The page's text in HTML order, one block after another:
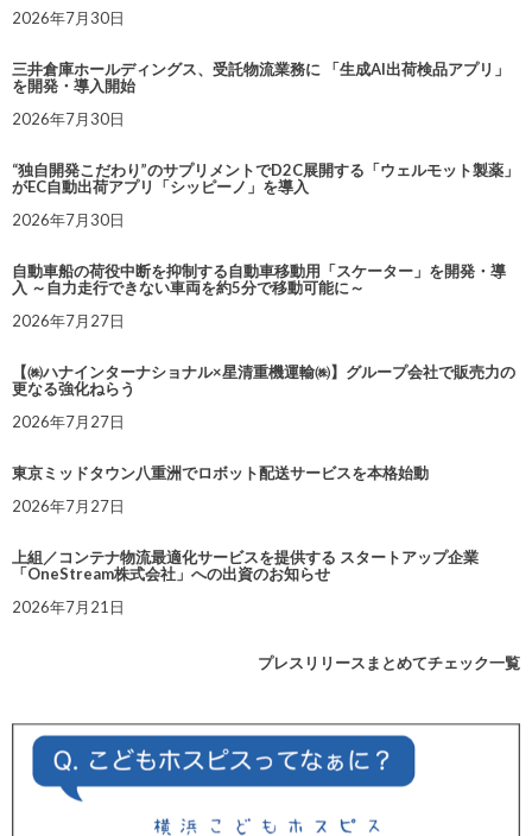
2026年7月30日
三井倉庫ホールディングス、受託物流業務に 「生成AI出荷検品アプリ」
を開発・導入開始
2026年7月30日
“独自開発こだわり”のサプリメントでD2C展開する「ウェルモット製薬」
がEC自動出荷アプリ「シッピーノ」を導入
2026年7月30日
自動車船の荷役中断を抑制する自動車移動用「スケーター」を開発・導
入 ～自力走行できない車両を約5分で移動可能に～
2026年7月27日
【㈱ハナインターナショナル×星清重機運輸㈱】グループ会社で販売力の
更なる強化ねらう
2026年7月27日
東京ミッドタウン八重洲でロボット配送サービスを本格始動
2026年7月27日
上組／コンテナ物流最適化サービスを提供する スタートアップ企業
「OneStream株式会社」への出資のお知らせ
2026年7月21日
プレスリリースまとめてチェック一覧